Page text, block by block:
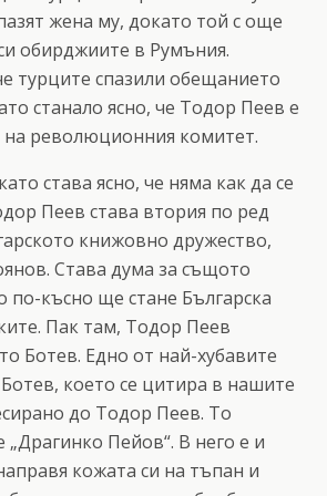
жена му, докато той с още
обирджиите в Румъния.
турците спазили обещанието
станало ясно, че Тодор Пеев е
на революционния комитет.
става ясно, че няма как да се
Пеев става втория по ред
книжовно дружество,
Става дума за същото
по-късно ще стане Българска
Пак там, Тодор Пеев
Ботев. Едно от най-хубавите
което се цитира в нашите
до Тодор Пеев. То
„Драгинко Пейов“. В него е и
кожата си на тъпан и